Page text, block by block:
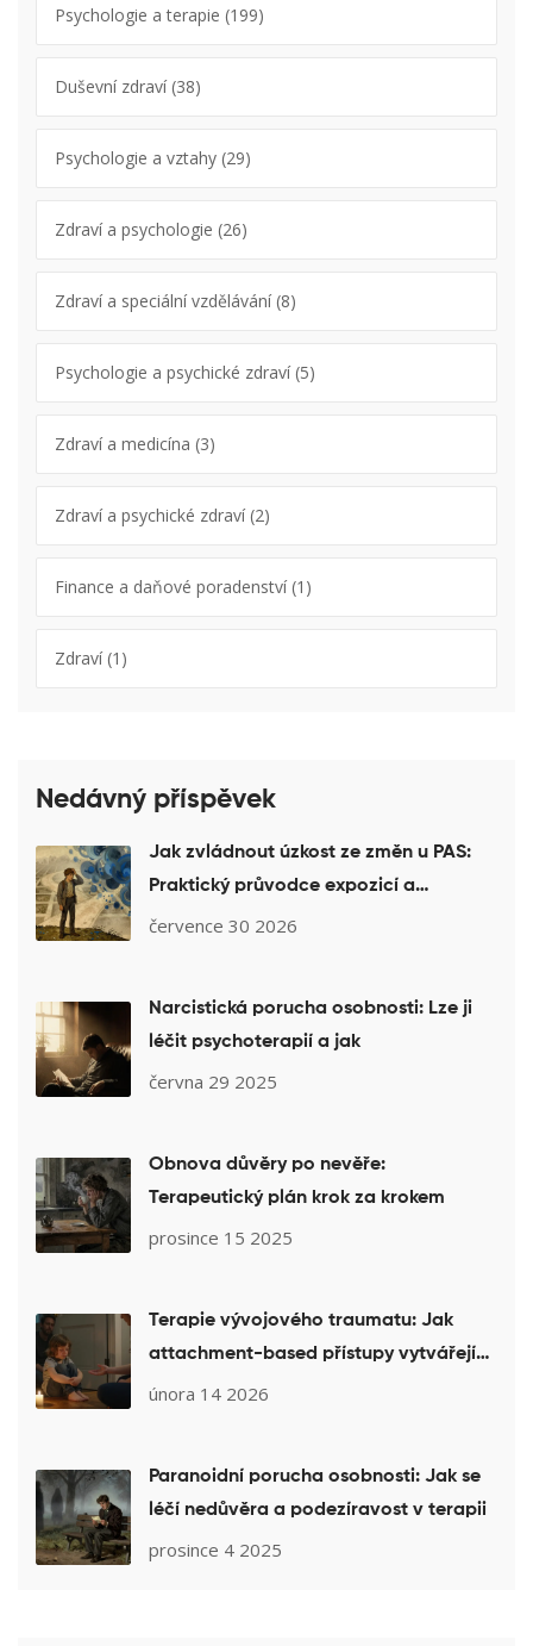
Psychologie a terapie (199)
Duševní zdraví(38)
Psychologie a vztahy (29)
Zdraví a psychologie (26)
Zdraví a speciální vzdělávání(8)
Psychologie a psychické zdraví(5)
Zdraví a medicína (3)
Zdraví a psychické zdraví(2)
Finance a daňové poradenství(1)
Zdraví(1)
Nedávný příspěvek
Jak zvládnout úzkost ze změn u PAS:
Praktický průvodce expozicí a
vizualizací
července 30 2026
Narcistická porucha osobnosti: Lze ji
léčit psychoterapií a jak
června 29 2025
Obnova důvěry po nevěře:
Terapeutický plán krok za krokem
prosince 15 2025
Terapie vývojového traumatu: Jak
attachment-based přístupy vytvářejí
bezpečí
února 14 2026
Paranoidní porucha osobnosti: Jak se
léčí nedůvěra a podezíravost v terapii
prosince 4 2025